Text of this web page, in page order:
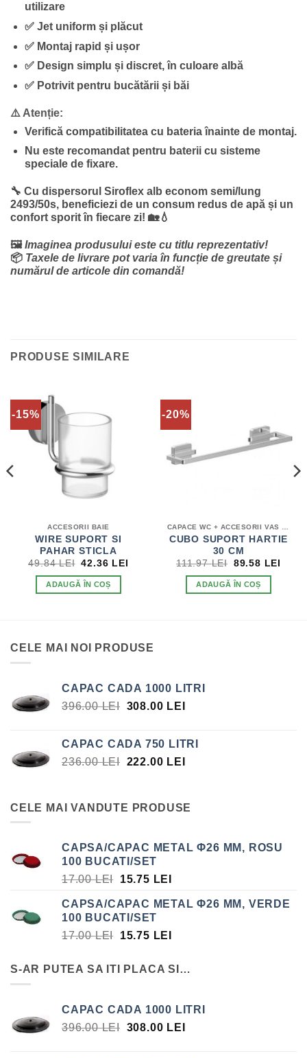
utilizare
✅ Jet uniform și plăcut
✅ Montaj rapid și ușor
✅ Design simplu și discret, în culoare albă
✅ Potrivit pentru bucătării și băi
⚠️ Atenție:
Verifică compatibilitatea cu bateria înainte de montaj.
Nu este recomandat pentru baterii cu sisteme
speciale de fixare.
🔧 Cu dispersorul Siroflex alb econom semi/lung
2493/50s, beneficiezi de un consum redus de apă și un
confort sporit în fiecare zi! 🏡💧
🖼️Imaginea produsului este cu titlu reprezentativ!
📦 Taxele de livrare pot varia în funcție de greutate și
numărul de articole din comandă!
PRODUSE SIMILARE
-15%
ACCESORII BAIE
WIRE SUPORT SI
PAHAR STICLA
49.84LEI PREȚUL
A
FOST:
42.36 LEI
ADAUGĂ ÎN COȘ
-20%
CAPACE WC + ACCESORII VAS WC
CUBO SUPORT HARTIE
30 CM
111.97LEI
PREȚUL
A
FOST:
89.58 LEI
ADAUGĂ ÎN COȘ
CELE MAI NOI PRODUSE
CAPAC CADA 1000 LITRI
396.00LEI PREȚUL
FOST:
396.00 LEI.
308.00 LEI PREȚUL
308.00 LEI.
CAPAC CADA 750 LITRI
236.00LEI PREȚUL
FOST:
222.00 LEI PREȚUL
222.00 LEI.
CELE MAI VANDUTE PRODUSE
CAPSA/CAPAC METAL Φ26 MM, ROSU
100 BUCATI/SET
17.00LEI
PREȚUL
A
FOST:
17.00 LEI.
15.75 LEI
ESTE:
CAPSA/CAPAC METAL Φ26 MM, VERDE
100 BUCATI/SET
17.00LEI
PREȚUL
A
15.75 LEI
ESTE:
S-AR PUTEA SA ITI PLACA SI…
CAPAC CADA 1000 LITRI
396.00LEI PREȚUL
308.00 LEI PREȚUL